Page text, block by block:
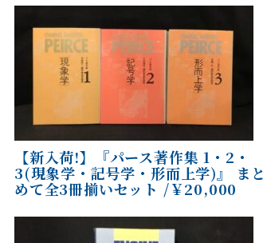
【新入荷!】『パース著作集 1・2・
3(現象学・記号学・形而上学)』 まと
めて全3冊揃いセット /￥20,000